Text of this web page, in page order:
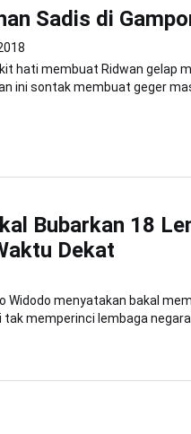
Sadis di
hati membuat Ridwan gelap
ini sontak membuat geger
Bubarkan 18
Dekat
Widodo menyatakan bakal
tak memperinci lembaga